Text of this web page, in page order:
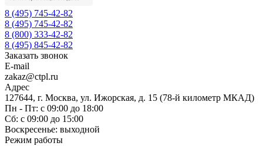
8 (495) 745-42-82
8 (495) 745-42-82
8 (800) 333-42-82
8 (495) 845-42-82
Заказать звонок
E-mail
zakaz@ctpl.ru
Адрес
127644, г. Москва, ул. Ижорская, д. 15 (78-й километр МКАД)
Пн - Пт: с 09:00 до 18:00
Сб: с 09:00 до 15:00
Воскресенье: выходной
Режим работы